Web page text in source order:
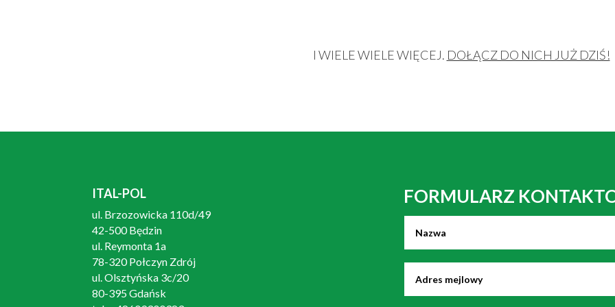
I WIELE WIELE WIĘCEJ. DOŁĄCZ DO NICH JUŻ DZIŚ!
ITAL-POL
ul. Brzozowicka 110d/49
42-500 Będzin
ul. Reymonta 1a
78-320 Połczyn Zdrój
ul. Olsztyńska 3c/20
80-395 Gdańsk
FORMULARZ